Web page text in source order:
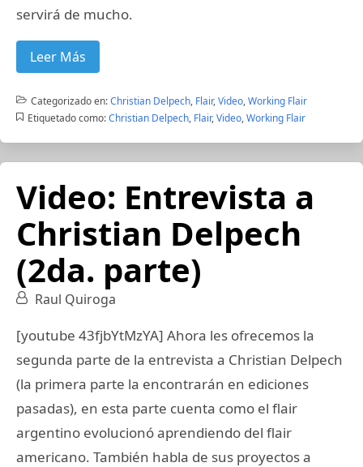
servirá de mucho.
Leer Más
Categorizado en:Christian Delpech, Flair,Video,Working Flair
Etiquetado como: Christian Delpech, Flair,Video,Working Flair
Video: Entrevista a
Christian Delpech
(2da. parte)
Raul Quiroga
[youtube 43fjbYtMzYA] Ahora les ofrecemos la
segunda parte de la entrevista a Christian Delpech
(la primera parte la encontrarán en ediciones
pasadas), en esta parte cuenta como el flair
argentino evolucionó aprendiendo del flair
americano. También habla de sus proyectos a